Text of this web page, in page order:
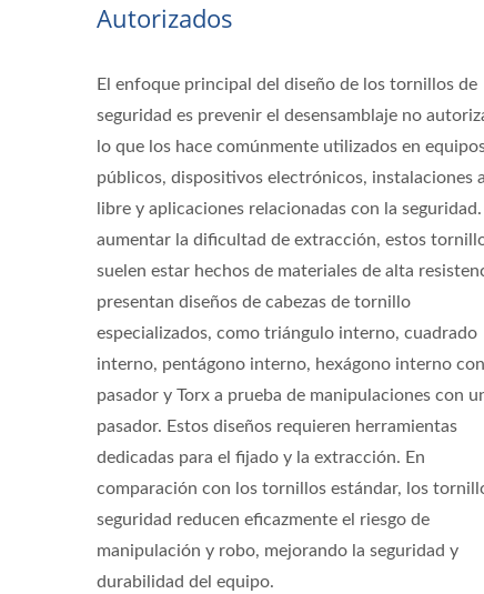
Autorizados
El enfoque principal del diseño de los tornillos de
seguridad es prevenir el desensamblaje no
lo que los hace comúnmente utilizados en
públicos, dispositivos electrónicos, instalaciones
libre y aplicaciones relacionadas con la seguridad.
aumentar la dificultad de extracción, estos
suelen estar hechos de materiales de alta
presentan diseños de cabezas de tornillo
especializados, como triángulo interno, cuadrado
interno, pentágono interno, hexágono interno
pasador y Torx a prueba de manipulaciones con
pasador. Estos diseños requieren herramientas
dedicadas para el fijado y la extracción. En
comparación con los tornillos estándar, los
seguridad reducen eficazmente el riesgo de
manipulación y robo, mejorando la seguridad y
durabilidad del equipo.